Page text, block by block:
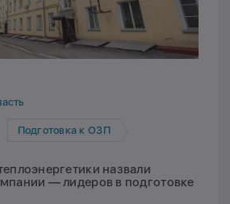
Подготовка к ОЗП
назвали
— лидеров в подготовке